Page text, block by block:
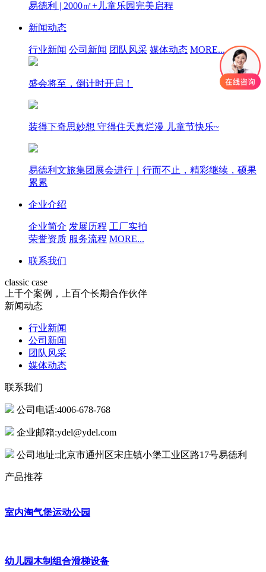
易德利 | 2000㎡+儿童乐园完美启程
新闻动态
行业新闻 公司新闻 团队风采 媒体动态 MORE...
盛会将至，倒计时开启！
装得下奇思妙想 守得住天真烂漫 儿童节快乐~
易德利文旅集团展会进行｜行而不止，精彩继续，硕果
累累
企业介绍
企业简介 发展历程 工厂实拍
荣誉资质 服务流程 MORE...
联系我们
classic case
上千个案例，上百个长期合作伙伴
新闻动态
行业新闻
公司新闻
团队风采
媒体动态
联系我们
公司电话:4006-678-768
企业邮箱:ydel@ydel.com
公司地址:北京市通州区宋庄镇小堡工业区路17号易德利
产品推荐
室内淘气堡运动公园
幼儿园木制组合滑梯设备